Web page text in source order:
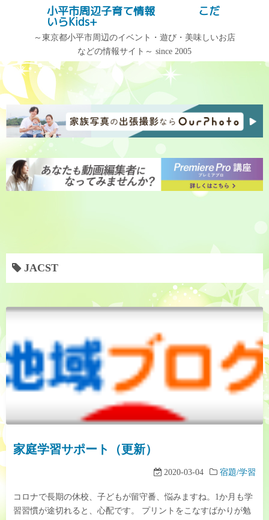
ツ
へ
キ
記事検索
記事カテゴリー
記
事
カ
テ
ゴ
リ
ー
カ
イ
小平市周辺子育て情報 こだ
いらKids+
～東京都小平市周辺のイベント・遊び・美味しいお店
などの情報サイト～ since 2005
JACST
家庭学習サポート（更新）
2020-03-04 宿題/学習
コロナで長期の休校、子どもが留守番、悩みますね。1か月も学
習習慣が途切れると、心配です。 プリントをこなすばかりが勉